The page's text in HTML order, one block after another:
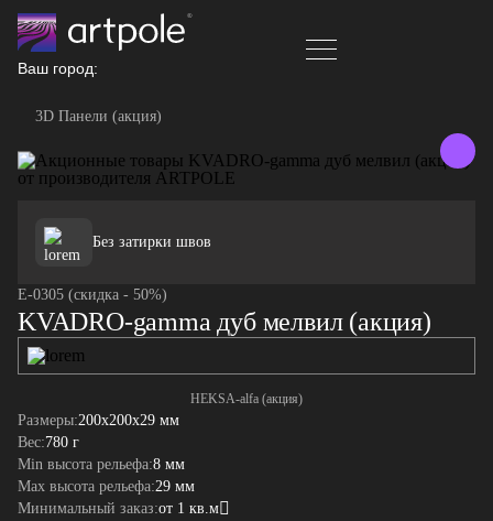
Ваш город:
3D Панели (акция)
Без затирки швов
E-0305 (скидка - 50%)
KVADRO-gamma дуб мелвил (акция)
HEKSA-alfa (акция)
Размеры:200x200x29 мм
Вес:780 г
Min высота рельефа:8 мм
Max высота рельефа:29 мм
Минимальный заказ:от 1 кв.м